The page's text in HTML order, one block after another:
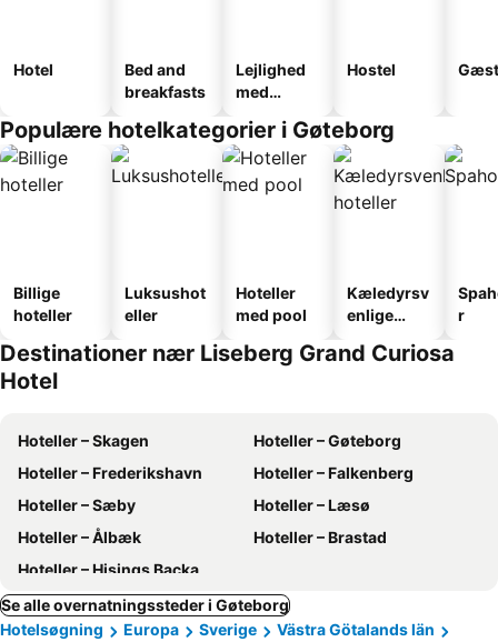
Hotel
Bed and
breakfasts
Lejlighed
med
Hostel
Populære hotelkategorier i Gøteborg
Billige
hoteller
Luksushot
eller
Hoteller
med pool
Kæledyrsv
enlige
r
Destinationer nær Liseberg Grand Curiosa
Hotel
Hoteller – Skagen
Hoteller – Gøteborg
Hoteller – Frederikshavn
Hoteller – Falkenberg
Hoteller – Sæby
Hoteller – Læsø
Hoteller – Ålbæk
Hoteller – Brastad
Hoteller – Hisings Backa
Se alle overnatningssteder i Gøteborg
Hotelsøgning
Europa Sverige
Västra Götalands län